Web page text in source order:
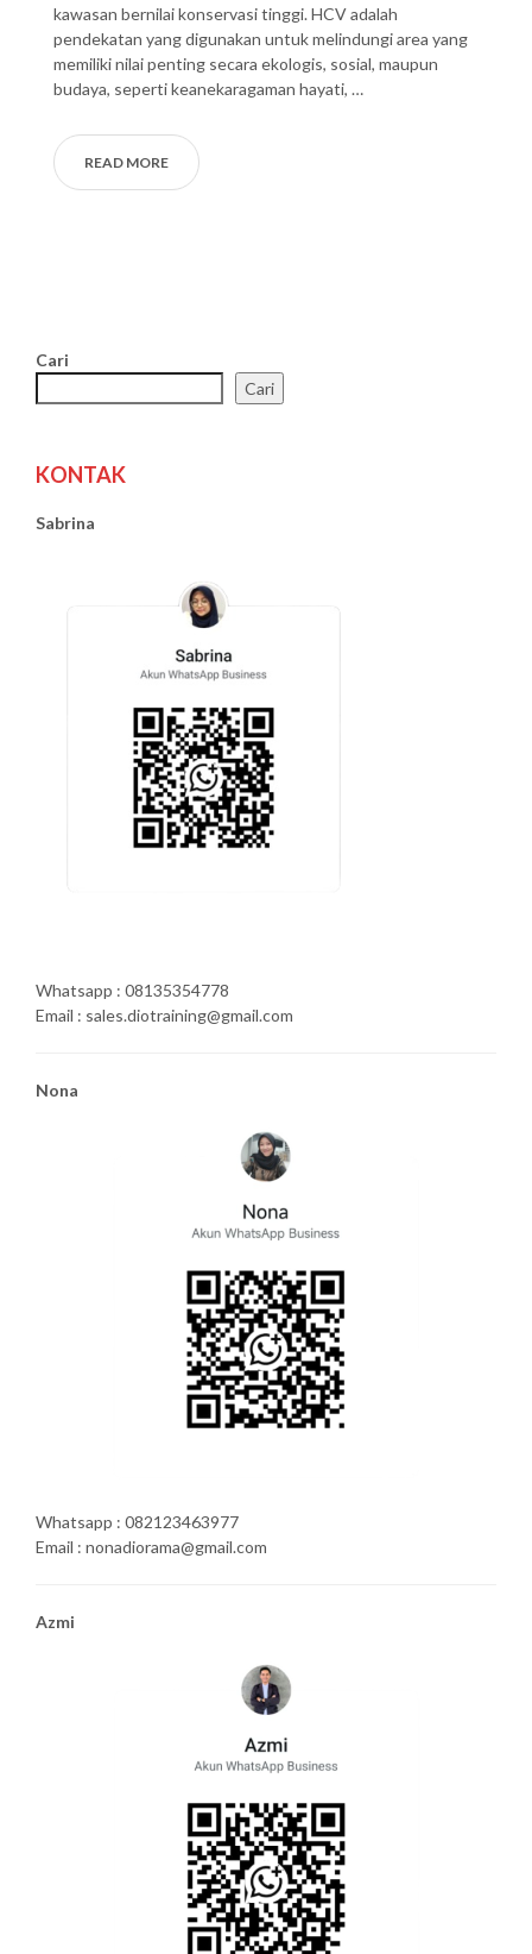
kawasan bernilai konservasi tinggi. HCV adalah
pendekatan yang digunakan untuk melindungi area yang
memiliki nilai penting secara ekologis, sosial, maupun
budaya, seperti keanekaragaman hayati, …
READ MORE
Cari
Cari
KONTAK
Sabrina
Whatsapp : 08135354778
Email : sales.diotraining@gmail.com
Nona
Whatsapp : 082123463977
Email : nonadiorama@gmail.com
Azmi